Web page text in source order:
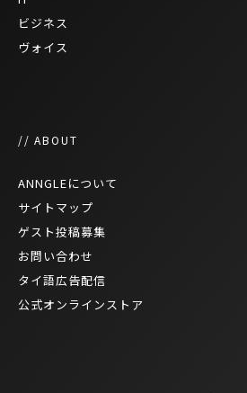
ビジネス
ヴォイス
// ABOUT
ANNGLEについて
サイトマップ
ゲスト投稿募集
お問い合わせ
タイ語広告配信
公式オンラインストア